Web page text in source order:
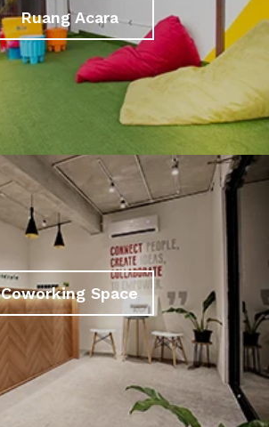
Ruang Acara
Coworking Space